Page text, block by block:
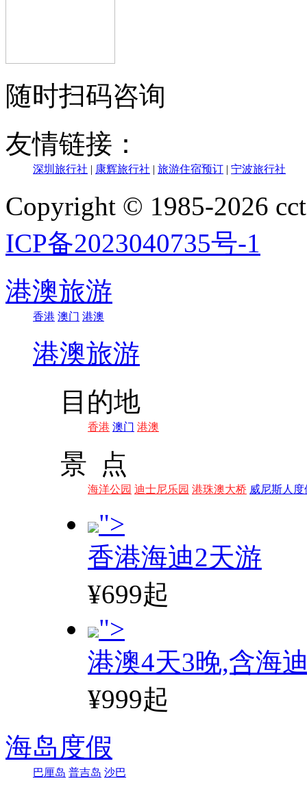
随时扫码咨询
友情链接：
深圳旅行社 | 康辉旅行社 | 旅游住宿预订 | 宁波旅行社
Copyright © 1985-2026
ICP备2023040735号-1
港澳旅游
香港 澳门 港澳
港澳旅游
目的地
香港 澳门 港澳
景 点
海洋公园 迪士尼乐园 港珠澳大桥 威尼斯人度
">
香港海迪2天游
¥699起
">
港澳4天3晚,含海
¥999起
海岛度假
巴厘岛 普吉岛 沙巴